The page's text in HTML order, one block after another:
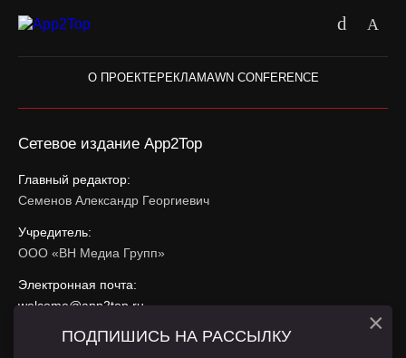
О ПРОЕКТЕРЕКЛАМАWN CONFERENCE
Сетевое издание App2Top
Главный редактор:
Семенов Александр Георгиевич
Учредитель:
ООО «ВН Медиа Групп»
Электронная почта:
welcome@app2top.ru
При использовании материалов активная ссылка на
ПОДПИШИСЬ НА РАССЫЛКУ ×